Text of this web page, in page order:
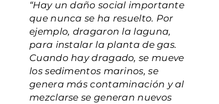
“Hay un daño social importante
que nunca se ha resuelto. Por
ejemplo, dragaron la laguna,
para instalar la planta de gas.
Cuando hay dragado, se mueve
los sedimentos marinos, se
genera más contaminación y al
mezclarse se generan nuevos